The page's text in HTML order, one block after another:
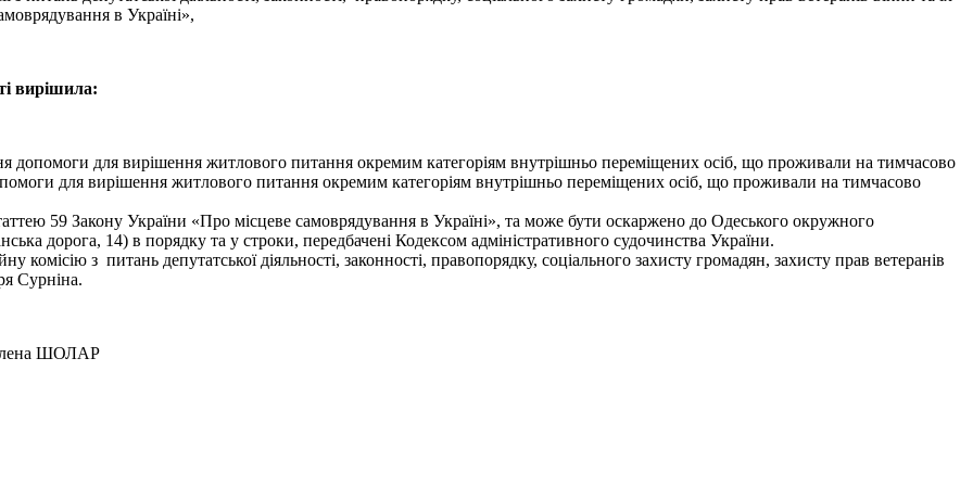
в Україні»,
вирішила:
допомоги для вирішення житлового питання окремим категоріям внутрішньо переміщених осіб, що проживали на тимчасово
для вирішення житлового питання окремим категоріям внутрішньо переміщених осіб, що проживали на тимчасово
59 Закону України «Про місцеве самоврядування в Україні», та може бути оскаржено до Одеського окружного
дорога, 14) в порядку та у строки, передбачені Кодексом адміністративного судочинства України.
комісію з питань депутатської діяльності, законності, правопорядку, соціального захисту громадян, захисту прав ветеранів
Сурніна.
ШОЛАР